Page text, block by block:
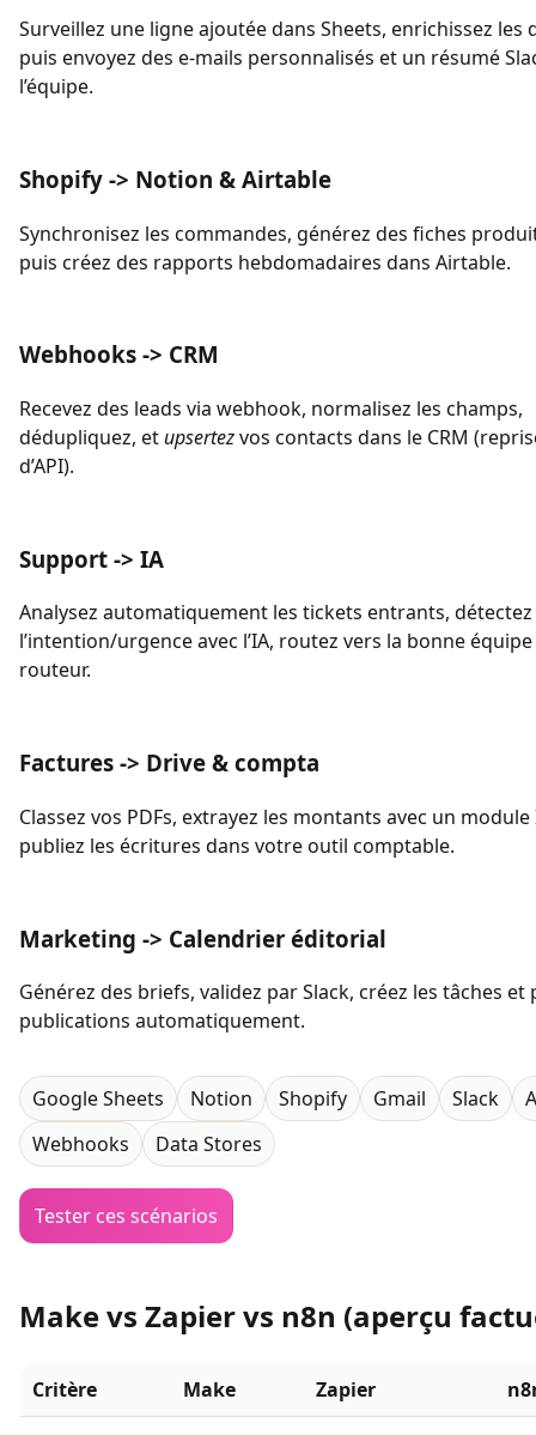
Surveillez une ligne ajoutée dans Sheets, enrichissez les
puis envoyez des e-mails personnalisés et un résumé
l’équipe.
Shopify -> Notion & Airtable
Synchronisez les commandes, générez des fiches
puis créez des rapports hebdomadaires dans Airtable.
Webhooks -> CRM
Recevez des leads via webhook, normalisez les champs,
dédupliquez, et upsertezvos contacts dans le CRM
d’API).
Support -> IA
Analysez automatiquement les tickets entrants, détectez
l’intention/urgence avec l’IA, routez vers la bonne
routeur.
Factures -> Drive & compta
Classez vos PDFs, extrayez les montants avec un module
publiez les écritures dans votre outil comptable.
Marketing -> Calendrier éditorial
Générez des briefs, validez par Slack, créez les tâches et
publications automatiquement.
Google Sheets Notion Shopify Gmail Slack
Webhooks
Data Stores
Tester ces scénarios
Make vs Zapier vs n8n (aperçu
Critère Make Zapier